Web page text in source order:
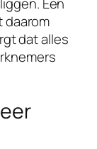
dat alles